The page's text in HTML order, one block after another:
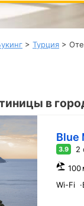
> Турция >
в
Blue
3.9 2
100
Wi-Fi ·